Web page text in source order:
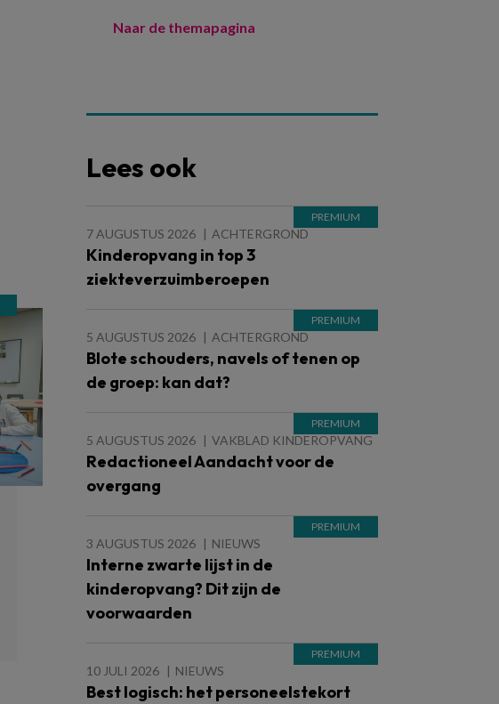
Naar de themapagina
Lees ook
7 AUGUSTUS 2026 ACHTERGROND
Kinderopvang in top 3
ziekteverzuimberoepen
5 AUGUSTUS 2026 ACHTERGROND
Blote schouders, navels of tenen op
de groep: kan dat?
5 AUGUSTUS 2026 VAKBLAD KINDEROPVANG
Redactioneel Aandacht voor de
overgang
3 AUGUSTUS 2026 NIEUWS
Interne zwarte lijst in de
kinderopvang? Dit zijn de
voorwaarden
10 JULI 2026 NIEUWS
Best logisch: het personeelstekort